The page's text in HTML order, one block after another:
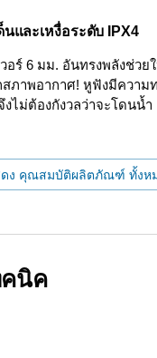
และเหงื่อระดับ IPX4
อร์ 6 มม. อันทรงพลังช่ว
สภาพอากาศ! หูฟังมีควา
ไม่ต้องกังวลว่าจะโดนน้ำ
ง คุณสมบัติผลิตภัณฑ์ ทั้งห
นิค